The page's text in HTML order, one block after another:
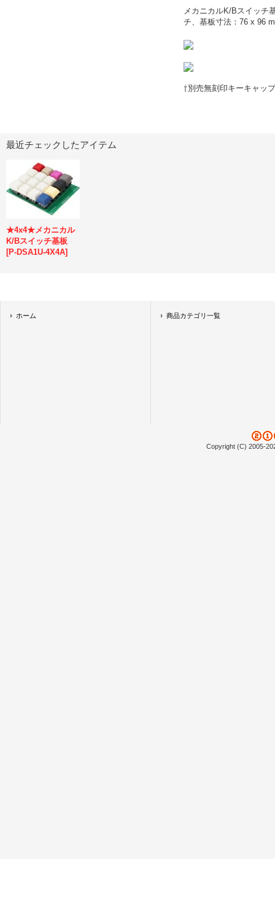
メカニカルK/Bスイッチ
チ、基板寸法：76 x 96
⇧別売無刻印キーキャップ
最近チェックしたアイテム
★4x4★メカニカル
K/Bスイッチ基板
[P-DSA1U-4X4A]
ホーム 商品カテゴリ一覧
Copyright (C) 2005-